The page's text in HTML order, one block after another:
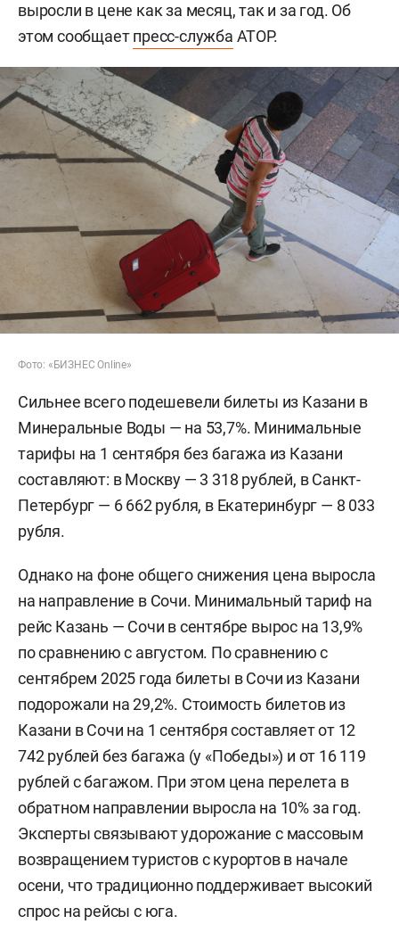
выросли в цене как за месяц, так и за год. Об
этом сообщаетпресс-служба АТОР.
Фото: «БИЗНЕС Online»
Сильнее всего подешевели билеты из Казани в
Минеральные Воды — на 53,7%. Минимальные
тарифы на 1 сентября без багажа из Казани
составляют: в Москву — 3 318 рублей, в Санкт-
Петербург — 6 662 рубля, в Екатеринбург — 8 033
рубля.
Однако на фоне общего снижения цена выросла
на направление в Сочи. Минимальный тариф на
рейс Казань — Сочи в сентябре вырос на 13,9%
по сравнению с августом. По сравнению с
сентябрем 2025 года билеты в Сочи из Казани
подорожали на 29,2%. Стоимость билетов из
Казани в Сочи на 1 сентября составляет от 12
742 рублей без багажа (у «Победы») и от 16 119
рублей с багажом. При этом цена перелета в
обратном направлении выросла на 10% за год.
Эксперты связывают удорожание с массовым
возвращением туристов с курортов в начале
осени, что традиционно поддерживает высокий
спрос на рейсы с юга.